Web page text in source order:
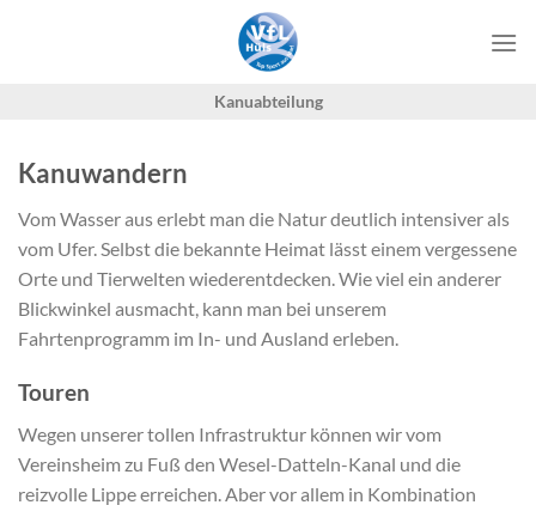
Kanuabteilung
Kanuwandern
Vom Wasser aus erlebt man die Natur deutlich intensiver als
vom Ufer. Selbst die bekannte Heimat lässt einem vergessene
Orte und Tierwelten wiederentdecken. Wie viel ein anderer
Blickwinkel ausmacht, kann man bei unserem
Fahrtenprogramm im In- und Ausland erleben.
Touren
Wegen unserer tollen Infrastruktur können wir vom
Vereinsheim zu Fuß den Wesel-Datteln-Kanal und die
reizvolle Lippe erreichen. Aber vor allem in Kombination